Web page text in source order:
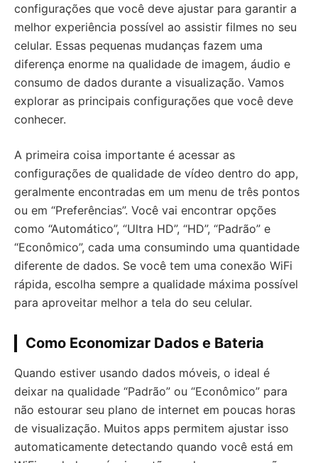
configurações que você deve ajustar para garantir a
melhor experiência possível ao assistir filmes no seu
celular. Essas pequenas mudanças fazem uma
diferença enorme na qualidade de imagem, áudio e
consumo de dados durante a visualização. Vamos
explorar as principais configurações que você deve
conhecer.
A primeira coisa importante é acessar as
configurações de qualidade de vídeo dentro do app,
geralmente encontradas em um menu de três pontos
ou em “Preferências”. Você vai encontrar opções
como “Automático”, “Ultra HD”, “HD”, “Padrão” e
“Econômico”, cada uma consumindo uma quantidade
diferente de dados. Se você tem uma conexão WiFi
rápida, escolha sempre a qualidade máxima possível
para aproveitar melhor a tela do seu celular.
Como Economizar Dados e Bateria
Quando estiver usando dados móveis, o ideal é
deixar na qualidade “Padrão” ou “Econômico” para
não estourar seu plano de internet em poucas horas
de visualização. Muitos apps permitem ajustar isso
automaticamente detectando quando você está em